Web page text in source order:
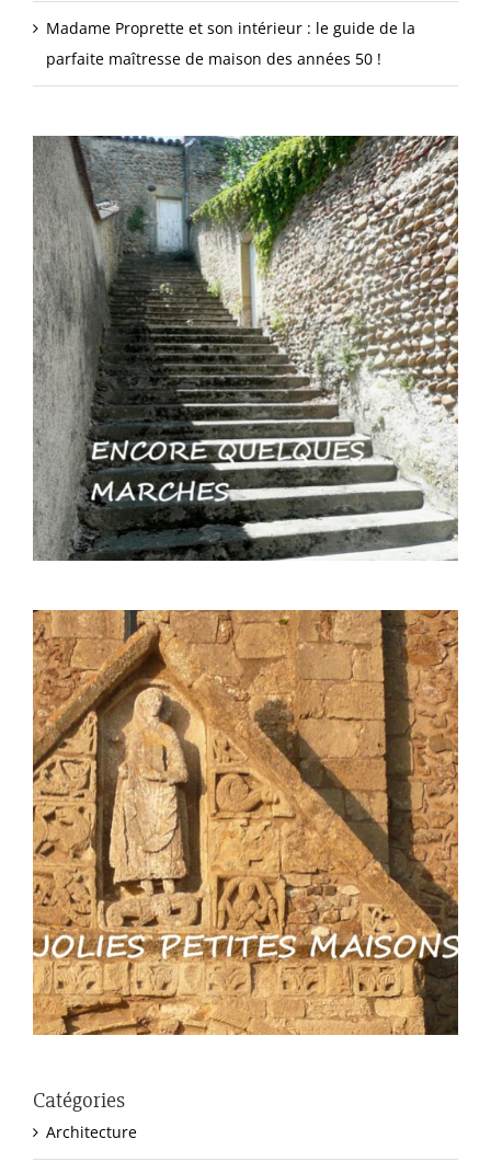
Madame Proprette et son intérieur : le guide de la
parfaite maîtresse de maison des années 50 !
Catégories
Architecture